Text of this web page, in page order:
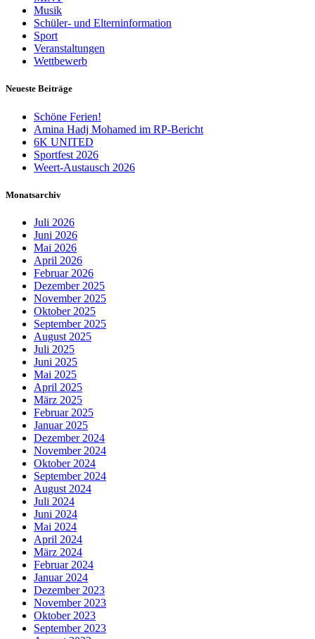
Musik
Schüler- und Elterninformation
Sport
Veranstaltungen
Wettbewerb
Neueste Beiträge
Schöne Ferien!
Amina Hadj Mohamed im RP-Bericht
6K UNITED
Sportfest 2026
Weert-Austausch 2026
Monatsarchiv
Juli 2026
Juni 2026
Mai 2026
April 2026
Februar 2026
Dezember 2025
November 2025
Oktober 2025
September 2025
August 2025
Juli 2025
Juni 2025
Mai 2025
April 2025
März 2025
Februar 2025
Januar 2025
Dezember 2024
November 2024
Oktober 2024
September 2024
August 2024
Juli 2024
Juni 2024
Mai 2024
April 2024
März 2024
Februar 2024
Januar 2024
Dezember 2023
November 2023
Oktober 2023
September 2023